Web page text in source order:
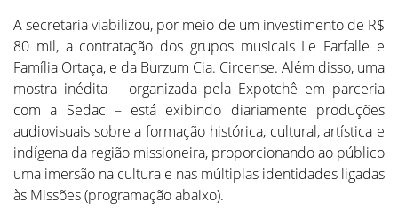
A secretaria viabilizou, por meio de um investimento de R$
80 mil, a contratação dos grupos musicais Le Farfalle e
Família Ortaça, e da Burzum Cia. Circense. Além disso, uma
mostra inédita – organizada pela Expotchê em parceria
com a Sedac – está exibindo diariamente produções
audiovisuais sobre a formação histórica, cultural, artística e
indígena da região missioneira, proporcionando ao público
uma imersão na cultura e nas múltiplas identidades ligadas
às Missões (programação abaixo).